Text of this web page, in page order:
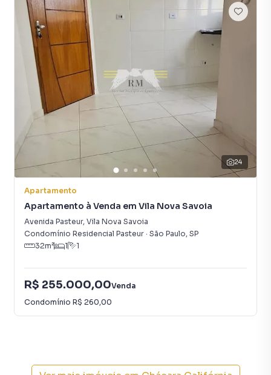
fazer tudo online, direto do seu computador ou
smartphone. Nós criamos soluções inovadoras para
simplificar a relação de proprietários, inquilinos e
compradores com o mercado imobiliário.
Anuncie seu imóvel! É fácil, rápido e gratuito! A Rocha
Marqueze Imóveis é uma imobiliária digital com imóveis
em diversas cidades do Brasil, incluindo São Paulo.
Na Rocha Marqueze Imóveis você consegue vender ou
alugar seu imóvel muito mais rápido do que em imobiliárias
tradicionais. Já vendemos e locamos diversos imóveis em
São Paulo, especialmente em Chácara Califórnia. Isso
aumenta muito o número de contatos interessados e
tendo como consequência uma maior chance de vender ou
alugar seu imóvel mais rápido. Contamos também com um
central de atendimento preparada para atender
proprietários e inquilinos.
24
Apartamento
Apartamento à Venda em Vila Nova Savoia
Avenida Pasteur, Vila Nova Savoia
Condomínio Residencial Pasteur · São Paulo, SP
32m² 1 1
R$ 255.000,00Venda
Condomínio R$ 260,00